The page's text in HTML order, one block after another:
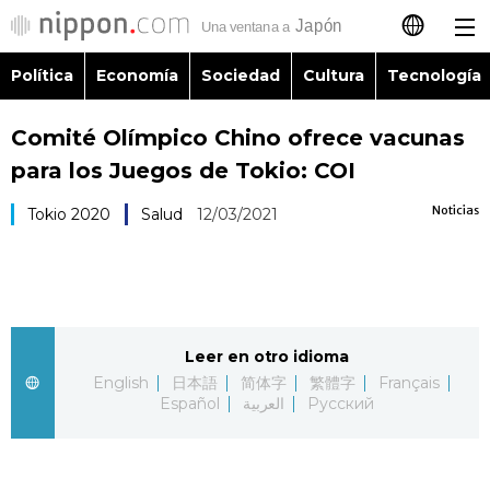
日本語
English
العربية
Русский
Política
Sociedad
Cultura
Política Economía Sociedad Cultura Tecnología
Comité Olímpico Chino ofrece vacunas
para los Juegos de Tokio: COI
Noticias
Tokio 2020 Salud 12/03/2021
Leer en otro idioma
English
日本語 简体字 繁體字
Français
Español
العربية Русский